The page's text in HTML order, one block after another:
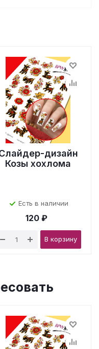
дизайн
Козы хохлома
Есть в наличии
120 ₽
В корзину